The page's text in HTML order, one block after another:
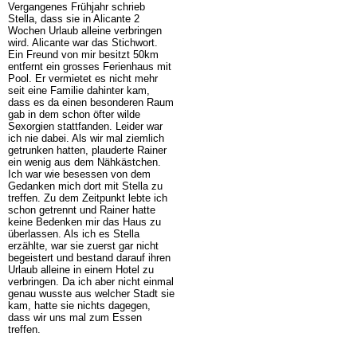
Vergangenes Frühjahr schrieb
Stella, dass sie in Alicante 2
Wochen Urlaub alleine verbringen
wird. Alicante war das Stichwort.
Ein Freund von mir besitzt 50km
entfernt ein grosses Ferienhaus mit
Pool. Er vermietet es nicht mehr
seit eine Familie dahinter kam,
dass es da einen besonderen Raum
gab in dem schon öfter wilde
Sexorgien stattfanden. Leider war
ich nie dabei. Als wir mal ziemlich
getrunken hatten, plauderte Rainer
ein wenig aus dem Nähkästchen.
Ich war wie besessen von dem
Gedanken mich dort mit Stella zu
treffen. Zu dem Zeitpunkt lebte ich
schon getrennt und Rainer hatte
keine Bedenken mir das Haus zu
überlassen. Als ich es Stella
erzählte, war sie zuerst gar nicht
begeistert und bestand darauf ihren
Urlaub alleine in einem Hotel zu
verbringen. Da ich aber nicht einmal
genau wusste aus welcher Stadt sie
kam, hatte sie nichts dagegen,
dass wir uns mal zum Essen
treffen.